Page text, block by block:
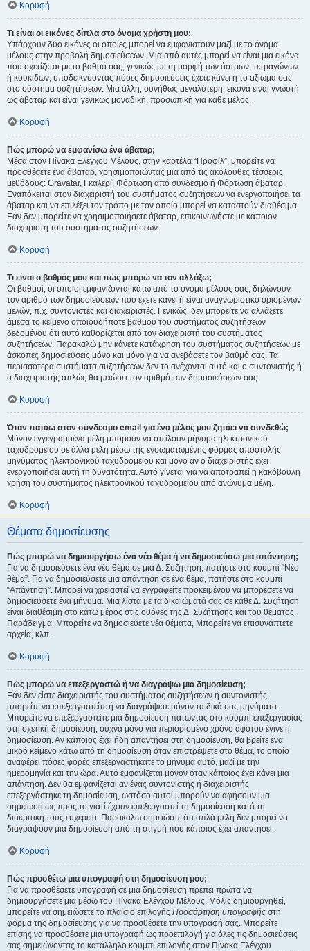
Κορυφή
Τι είναι οι εικόνες δίπλα στο όνομα χρήστη μου;
Υπάρχουν δύο εικόνες οι οποίες μπορεί να εμφανιστούν μαζί με το όνομα
μέλους στην προβολή δημοσιεύσεων. Μια από αυτές μπορεί να είναι μια εικόνα
που σχετίζεται με το βαθμό σας, γενικώς με τη μορφή των άστρων, τετραγώνων
ή κουκίδων, υποδεικνύοντας πόσες δημοσιεύσεις έχετε κάνει ή το αξίωμα σας
στο σύστημα συζητήσεων. Μια άλλη, συνήθως μεγαλύτερη, εικόνα είναι γνωστή
ως άβαταρ και είναι γενικώς μοναδική, προσωπική για κάθε μέλος.
Κορυφή
Πώς μπορώ να εμφανίσω ένα άβαταρ;
Μέσα στον Πίνακα Ελέγχου Μέλους, στην καρτέλα “Προφίλ”, μπορείτε να
προσθέσετε ένα άβαταρ, χρησιμοποιώντας μια από τις ακόλουθες τέσσερις
μεθόδους: Gravatar, Γκαλερί, Φόρτωση από σύνδεσμο ή Φόρτωση άβαταρ.
Εναπόκειται στον διαχειριστή του συστήματος συζητήσεων να ενεργοποιήσει τα
άβαταρ και να επιλέξει τον τρόπο με τον οποίο μπορεί να καταστούν διαθέσιμα.
Εάν δεν μπορείτε να χρησιμοποιήσετε άβαταρ, επικοινωνήστε με κάποιον
διαχειριστή του συστήματος συζητήσεων.
Κορυφή
Τι είναι ο βαθμός μου και πώς μπορώ να τον αλλάξω;
Οι βαθμοί, οι οποίοι εμφανίζονται κάτω από το όνομα μέλους σας, δηλώνουν
τον αριθμό των δημοσιεύσεων που έχετε κάνει ή είναι αναγνωριστικό ορισμένων
μελών, π.χ. συντονιστές και διαχειριστές. Γενικώς, δεν μπορείτε να αλλάξετε
άμεσα το κείμενο οποιουδήποτε βαθμού του συστήματος συζητήσεων
δεδομένου ότι αυτό καθορίζεται από τον διαχειριστή του συστήματος
συζητήσεων. Παρακαλώ μην κάνετε κατάχρηση του συστήματος συζητήσεων με
άσκοπες δημοσιεύσεις μόνο και μόνο για να ανεβάσετε τον βαθμό σας. Τα
περισσότερα συστήματα συζητήσεων δεν το ανέχονται αυτό και ο συντονιστής ή
ο διαχειριστής απλώς θα μειώσει τον αριθμό των δημοσιεύσεων σας.
Κορυφή
Όταν πατάω στον σύνδεσμο email για ένα μέλος μου ζητάει να συνδεθώ;
Μόνον εγγεγραμμένα μέλη μπορούν να στείλουν μήνυμα ηλεκτρονικού
ταχυδρομείου σε άλλα μέλη μέσω της ενσωματωμένης φόρμας αποστολής
μηνύματος ηλεκτρονικού ταχυδρομείου και μόνο αν ο διαχειριστής έχει
ενεργοποιήσει αυτή τη δυνατότητα. Αυτό γίνεται για να αποτραπεί η κακόβουλη
χρήση του συστήματος ηλεκτρονικού ταχυδρομείου από ανώνυμα μέλη.
Κορυφή
Θέματα δημοσίευσης
Πώς μπορώ να δημιουργήσω ένα νέο θέμα ή να δημοσιεύσω μια απάντηση;
Για να δημοσιεύσετε ένα νέο θέμα σε μια Δ. Συζήτηση, πατήστε στο κουμπί “Νέο
θέμα”. Για να δημοσιεύσετε μια απάντηση σε ένα θέμα, πατήστε στο κουμπί
“Απάντηση”. Μπορεί να χρειαστεί να εγγραφείτε προκειμένου να μπορέσετε να
δημοσιεύσετε ένα μήνυμα. Μια λίστα με τα δικαιώματά σας σε κάθε Δ. Συζήτηση
είναι διαθέσιμη στο κάτω μέρος στις οθόνες της Δ. Συζήτησης και του θέματος.
Παράδειγμα: Μπορείτε να δημοσιεύετε νέα θέματα, Μπορείτε να επισυνάπτετε
αρχεία, κλπ.
Κορυφή
Πώς μπορώ να επεξεργαστώ ή να διαγράψω μια δημοσίευση;
Εάν δεν είστε διαχειριστής του συστήματος συζητήσεων ή συντονιστής,
μπορείτε να επεξεργαστείτε ή να διαγράψετε μόνον τα δικά σας μηνύματα.
Μπορείτε να επεξεργαστείτε μια δημοσίευση πατώντας στο κουμπί επεξεργασίας
στη σχετική δημοσίευση, συχνά μόνο για περιορισμένο χρόνο αφότου έγινε η
δημοσίευση. Αν κάποιος έχει ήδη απαντήσει στη δημοσίευση, θα βρείτε ένα
μικρό κείμενο κάτω από τη δημοσίευση όταν επιστρέψετε στο θέμα, το οποίο
αναφέρει πόσες φορές επεξεργαστήκατε το μήνυμα αυτό, μαζί με την
ημερομηνία και την ώρα. Αυτό εμφανίζεται μόνον όταν κάποιος έχει κάνει μια
απάντηση. Δεν θα εμφανίζεται αν ένας συντονιστής ή διαχειριστής
επεξεργάστηκε τη δημοσίευση, ωστόσο αυτοί μπορούν να αφήσουν μια
σημείωση ως προς το γιατί έχουν επεξεργαστεί τη δημοσίευση κατά τη
διακριτική τους ευχέρεια. Παρακαλώ σημειώστε ότι απλά μέλη δεν μπορεί να
διαγράψουν μια δημοσίευση από τη στιγμή που κάποιος έχει απαντήσει.
Κορυφή
Πώς προσθέτω μια υπογραφή στη δημοσίευση μου;
Για να προσθέσετε υπογραφή σε μια δημοσίευση πρέπει πρώτα να
δημιουργήσετε μια μέσω του Πίνακα Ελέγχου Μέλους. Μόλις δημιουργηθεί,
μπορείτε να σημειώσετε το πλαίσιο επιλογής Προσάρτηση υπογραφής στη
φόρμα της δημοσίευσης για να προσθέσετε την υπογραφή σας. Μπορείτε
επίσης να προσθέσετε μια υπογραφή ως προεπιλογή για όλες τις δημοσιεύσεις
σας σημειώνοντας το κατάλληλο κουμπί επιλογής στον Πίνακα Ελέγχου